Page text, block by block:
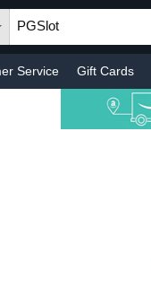
Service Gift Cards